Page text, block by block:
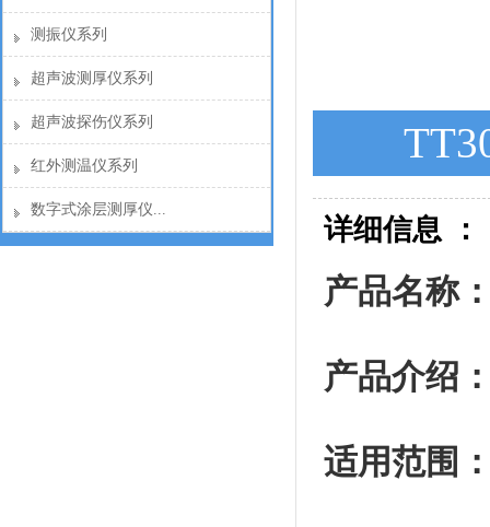
测振仪系列
超声波测厚仪系列
超声波探伤仪系列
红外测温仪系列
数字式涂层测厚仪...
详细信息 ：
产品名称
产品介绍
适用范围